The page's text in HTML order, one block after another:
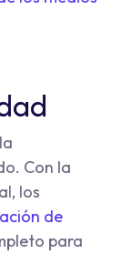
Con la
los
de
para